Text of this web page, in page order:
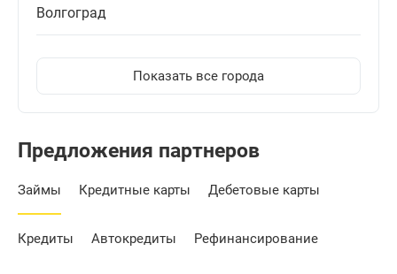
Волгоград
Показать все города
Предложения партнеров
Займы Кредитные карты Дебетовые карты
Кредиты Автокредиты Рефинансирование